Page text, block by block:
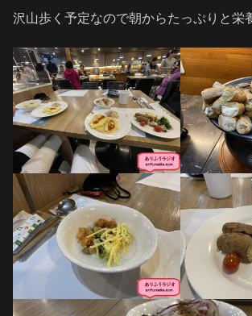
沢山歩く予定なので朝からたっぷりと栄